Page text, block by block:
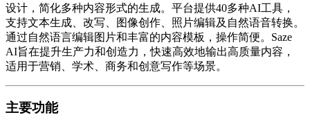
设计，简化多种内容形式的生成。平台提供40多种AI工具，
支持文本生成、改写、图像创作、照片编辑及自然语音转换。
通过自然语言编辑图片和丰富的内容模板，操作简便。Saze
AI旨在提升生产力和创造力，快速高效地输出高质量内容，
适用于营销、学术、商务和创意写作等场景。
主要功能